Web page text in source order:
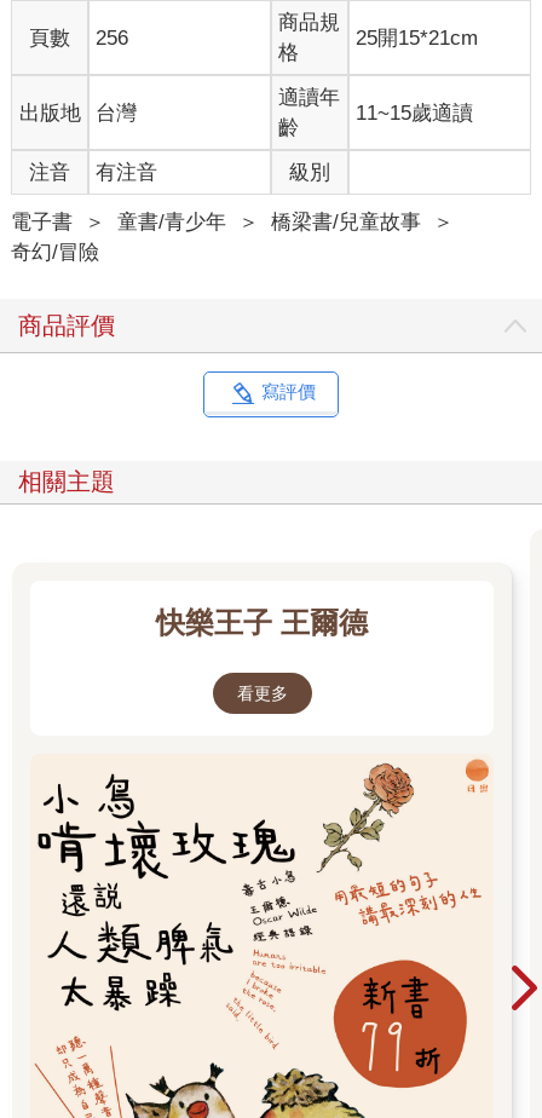
頁數 256
商品規
格
25開15*21cm
出版地 台灣
適讀年
齡
11~15歲適讀
注音 有注音 級別
電子書 ＞ 童書/青少年 ＞ 橋梁書/兒童故事
＞
奇幻/冒險
商品評價
寫評價
相關主題
快樂王子 王爾德
看更多